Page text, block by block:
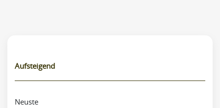
Aufsteigend
Neuste